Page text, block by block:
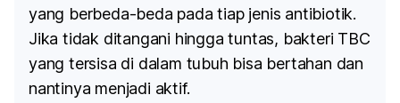
yang berbeda-beda pada tiap jenis antibiotik.
Jika tidak ditangani hingga tuntas, bakteri TBC
yang tersisa di dalam tubuh bisa bertahan dan
nantinya menjadi aktif.